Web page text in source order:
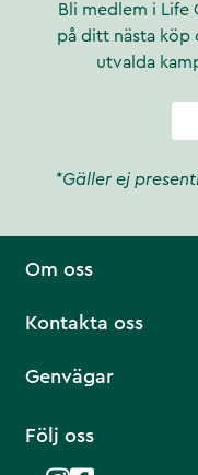
Bli medlem i Life
på ditt nästa köp
utvalda
*Gäller ej
Om oss
Kontakta oss
Genvägar
Följ oss